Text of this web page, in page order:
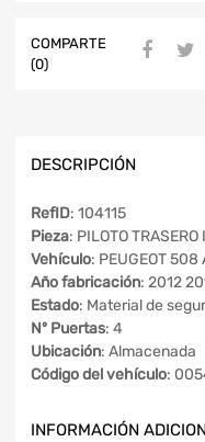
COMPARTE
(0)
DESCRIPCIÓN
RefID: 104115
Pieza: PILOTO TRASERO
Vehículo: PEUGEOT
Año fabricación: 2012
Estado: Material de
Nº Puertas: 4
Ubicación: Almacenada
Código del vehículo:
INFORMACIÓN